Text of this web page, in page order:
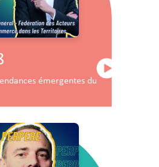
émergentes du commerce en